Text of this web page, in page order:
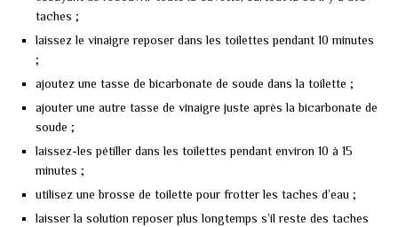
taches ;
laissez le vinaigre reposer dans les toilettes pendant 10 minutes
;
ajoutez une tasse de bicarbonate de soude dans la toilette ;
ajouter une autre tasse de vinaigre juste après la bicarbonate de
soude ;
laissez-les pétiller dans les toilettes pendant environ 10 à 15
minutes ;
utilisez une brosse de toilette pour frotter les taches d’eau ;
laisser la solution reposer plus longtemps s’il reste des taches